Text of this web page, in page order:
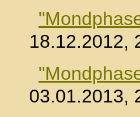
18.12.2012,
03.01.2013,